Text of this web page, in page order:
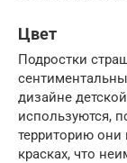
Цвет
Подростки
дизайне
используются,
территорию они
красках, что